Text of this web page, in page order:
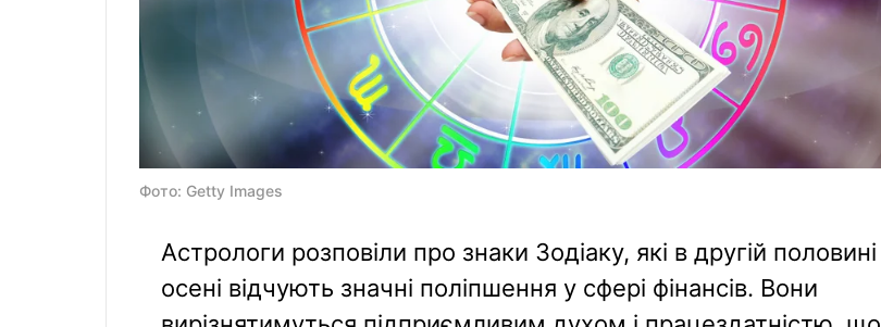
Фото: Getty Images
Астрологи розповіли про знаки Зодіаку, які в другій половині
осені відчують значні поліпшення у сфері фінансів. Вони